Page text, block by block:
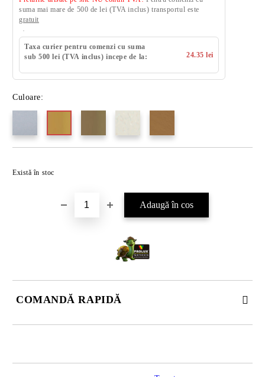
suma mai mare de 500 de lei (TVA inclus) transportul este
gratuit
Taxa curier pentru comenzi cu suma
sub 500 lei (TVA inclus) incepe de la:
24.35 lei
Culoare:
Există în stoc
COMANDĂ RAPIDĂ